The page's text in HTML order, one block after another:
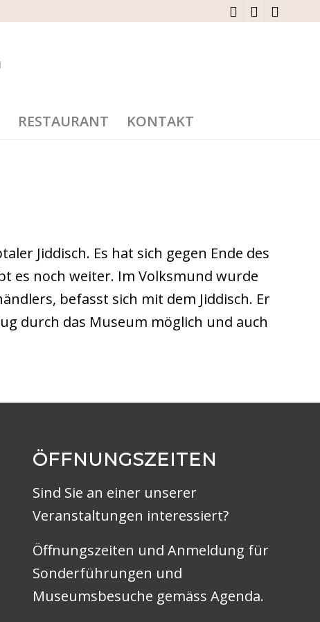
RESTAURANT KONTAKT
Jiddisch. Es hat sich gegen Ende des
es noch weiter. Im Volksmund wurde
befasst sich mit dem Jiddisch. Er
durch das Museum möglich und auch
ÖFFNUNGSZEITEN
Sind Sie an einer unserer
Veranstaltungen interessiert?
Öffnungszeiten und Anmeldung für
Sonderführungen und
Museumsbesuche gemässAgenda.